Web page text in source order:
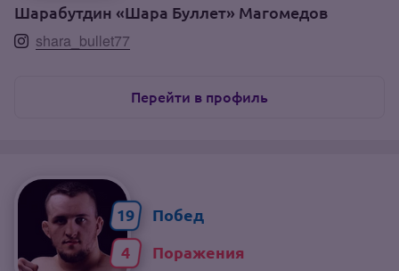
Шарабутдин «Шара Буллет» Магомедов
shara_bullet77
Перейти в профиль
19
4